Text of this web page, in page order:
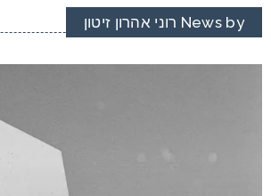
News by רוני אהרון זיטון